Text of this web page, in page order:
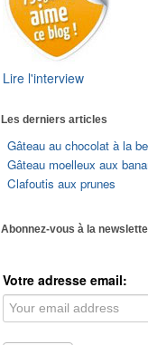
Lire l'interview
Les derniers articles
Gâteau au chocolat à la
Gâteau moelleux aux
Clafoutis aux prunes
Abonnez-vous à la
Votre adresse email: